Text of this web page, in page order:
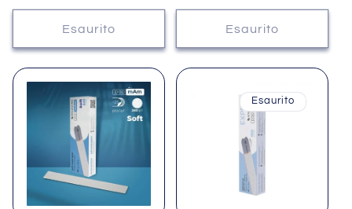
di
Esaurito
di
Esaurito
Esaurito